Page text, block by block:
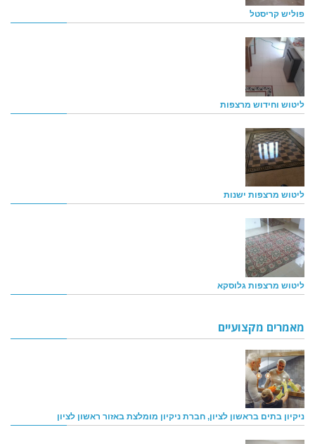
פוליש קריסטל
ליטוש וחידוש מרצפות
ליטוש מרצפות ישנות
ליטוש מרצפות גלוסקא
מאמרים מקצועיים
ניקיון בתים בראשון לציון, חברת ניקיון מומלצת באזור ראשון לציון